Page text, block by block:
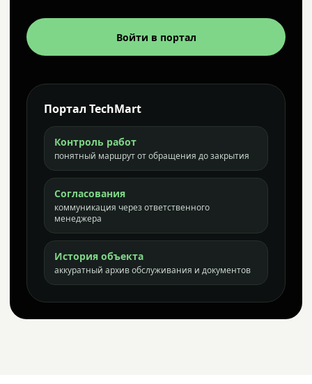
Войти в портал
Портал TechMart
Контроль работ
понятный маршрут от обращения до закрытия
Согласования
коммуникация через ответственного
менеджера
История объекта
аккуратный архив обслуживания и документов